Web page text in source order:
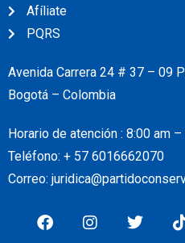
Afíliate
PQRS
Avenida Carrera 24 # 37 – 09
Bogotá – Colombia
Horario de atención : 8:00 am
Teléfono: + 57 6016662070
Correo: